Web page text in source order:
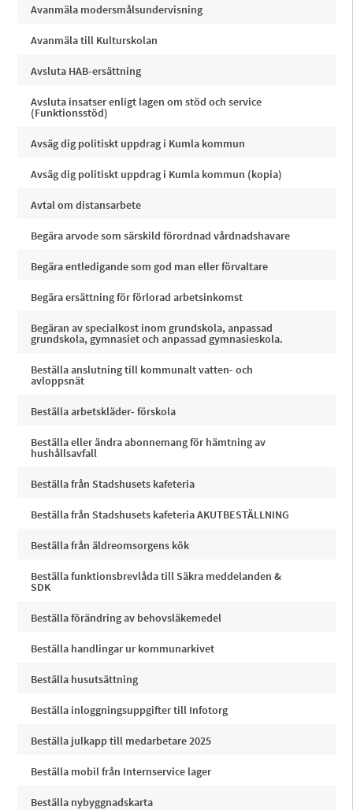
Avanmäla modersmålsundervisning
Avanmäla till Kulturskolan
Avsluta HAB-ersättning
Avsluta insatser enligt lagen om stöd och service
(Funktionsstöd)
Avsäg dig politiskt uppdrag i Kumla kommun
Avsäg dig politiskt uppdrag i Kumla kommun (kopia)
Avtal om distansarbete
Begära arvode som särskild förordnad vårdnadshavare
Begära entledigande som god man eller förvaltare
Begära ersättning för förlorad arbetsinkomst
Begäran av specialkost inom grundskola, anpassad
grundskola, gymnasiet och anpassad gymnasieskola.
Beställa anslutning till kommunalt vatten- och
avloppsnät
Beställa arbetskläder- förskola
Beställa eller ändra abonnemang för hämtning av
hushållsavfall
Beställa från Stadshusets kafeteria
Beställa från Stadshusets kafeteria AKUTBESTÄLLNING
Beställa från äldreomsorgens kök
Beställa funktionsbrevlåda till Säkra meddelanden &
SDK
Beställa förändring av behovsläkemedel
Beställa handlingar ur kommunarkivet
Beställa husutsättning
Beställa inloggningsuppgifter till Infotorg
Beställa julkapp till medarbetare 2025
Beställa mobil från Internservice lager
Beställa nybyggnadskarta